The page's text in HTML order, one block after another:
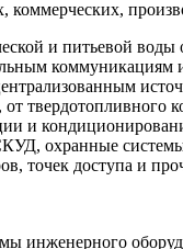
и питьевой
твердотопливного
и
охранные
точек доступа и
инженерного